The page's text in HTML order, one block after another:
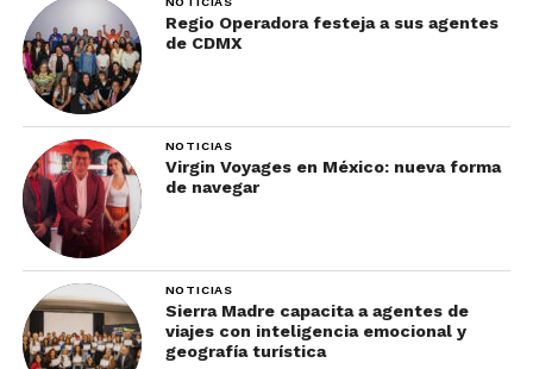
Regio Operadora festeja a sus agentes
de CDMX
NOTICIAS
Virgin Voyages en México: nueva forma
de navegar
NOTICIAS
Sierra Madre capacita a agentes de
viajes con inteligencia emocional y
geografía turística